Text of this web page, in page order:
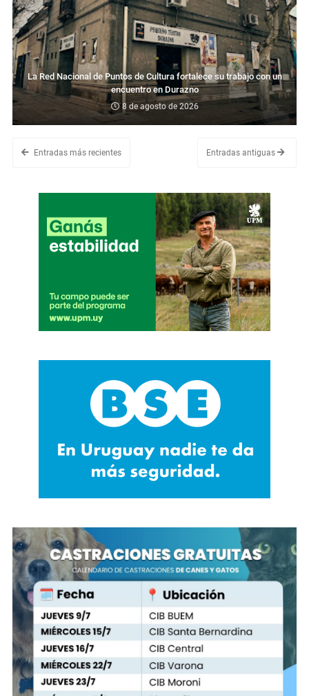
La Red Nacional de Puntos de Cultura fortalece su trabajo con un
encuentro en Durazno
8 de agosto de 2026
Entradas más recientes Entradas antiguas